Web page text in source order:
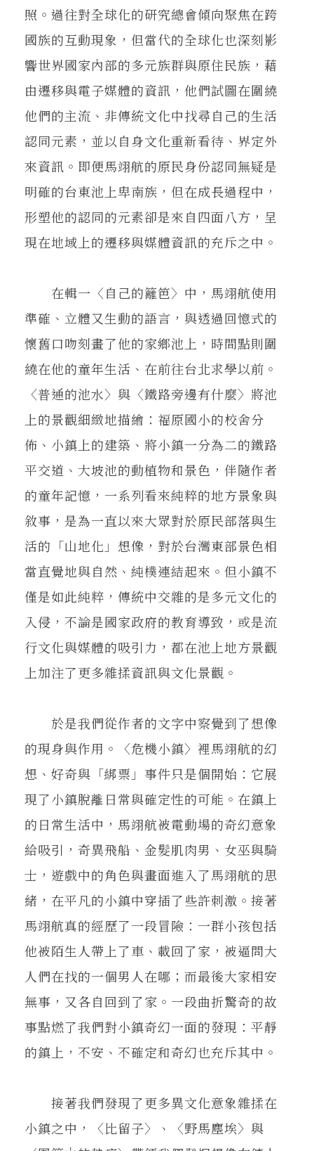
照。過往對全球化的研究總會傾向聚焦在跨
國族的互動現象，但當代的全球化也深刻影
響世界國家內部的多元族群與原住民族，藉
由遷移與電子媒體的資訊，他們試圖在圍繞
他們的主流、非傳統文化中找尋自己的生活
認同元素，並以自身文化重新看待、界定外
來資訊。即便馬翊航的原民身份認同無疑是
明確的台東池上卑南族，但在成長過程中，
形塑他的認同的元素卻是來自四面八方，呈
現在地域上的遷移與媒體資訊的充斥之中。
在輯一〈自己的籬笆〉中，馬翊航使用
準確、立體又生動的語言，與透過回憶式的
懷舊口吻刻畫了他的家鄉池上，時間點則圍
繞在他的童年生活、在前往台北求學以前。
〈普通的池水〉與〈鐵路旁邊有什麼〉將池
上的景觀細緻地描繪：福原國小的校舍分
佈、小鎮上的建築、將小鎮一分為二的鐵路
平交道、大坡池的動植物和景色，伴隨作者
的童年記憶，一系列看來純粹的地方景象與
敘事，是為一直以來大眾對於原民部落與生
活的「山地化」想像，對於台灣東部景色相
當直覺地與自然、純樸連結起來。但小鎮不
僅是如此純粹，傳統中交雜的是多元文化的
入侵，不論是國家政府的教育導致，或是流
行文化與媒體的吸引力，都在池上地方景觀
上加注了更多雜揉資訊與文化景觀。
於是我們從作者的文字中察覺到了想像
的現身與作用。〈危機小鎮〉裡馬翊航的幻
想、好奇與「綁票」事件只是個開始：它展
現了小鎮脫離日常與確定性的可能。在鎮上
的日常生活中，馬翊航被電動場的奇幻意象
給吸引，奇異飛船、金髮肌肉男、女巫與騎
士，遊戲中的角色與畫面進入了馬翊航的思
緒，在平凡的小鎮中穿插了些許刺激。接著
馬翊航真的經歷了一段冒險：一群小孩包括
他被陌生人帶上了車、載回了家，被逼問大
人們在找的一個男人在哪；而最後大家相安
無事，又各自回到了家。一段曲折驚奇的故
事點燃了我們對小鎮奇幻一面的發現：平靜
的鎮上，不安、不確定和奇幻也充斥其中。
接著我們發現了更多異文化意象雜揉在
小鎮之中，〈比留子〉、〈野馬塵埃〉與